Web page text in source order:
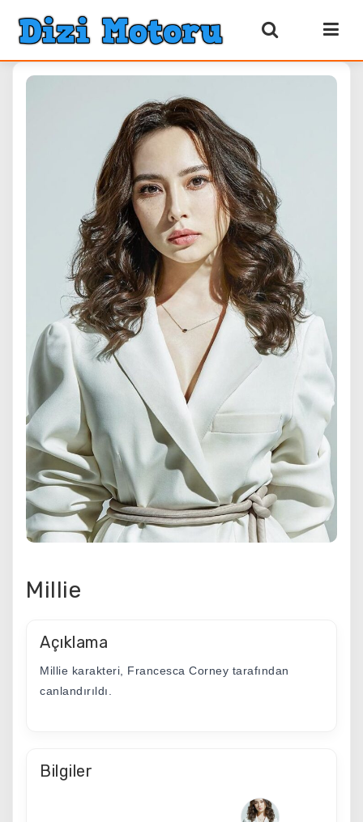
Millie
Açıklama
Millie karakteri, Francesca Corney tarafından
canlandırıldı.
Bilgiler